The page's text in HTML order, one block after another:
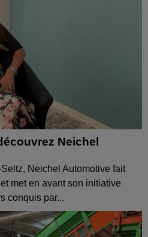
Neichel
Neichel Automotive fait
met en avant son initiative
conquis par...